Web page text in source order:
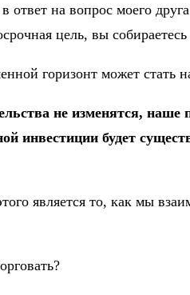
ответ на вопрос моего
цель, вы
горизонт может стать
не изменятся,
инвестиции будет
является то, как мы